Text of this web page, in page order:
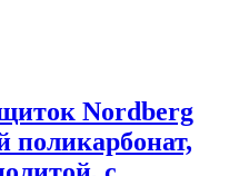
Nordberg
поликарбонат,